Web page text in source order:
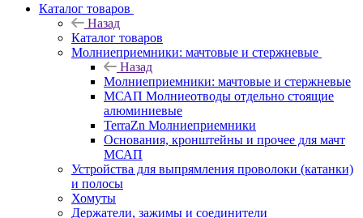
Каталог товаров
Назад
Каталог товаров
Молниеприемники: мачтовые и стержневые
Назад
Молниеприемники: мачтовые и стержневые
МСАП Молниеотводы отдельно стоящие
алюминиевые
TerraZn Молниеприемники
Основания, кронштейны и прочее для мачт
МСАП
Устройства для выпрямления проволоки (катанки)
и полосы
Хомуты
Держатели, зажимы и соединители